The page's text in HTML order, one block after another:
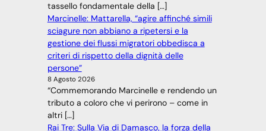
tassello fondamentale della […]
Marcinelle: Mattarella, “agire affinché simili
sciagure non abbiano a ripetersi e la
gestione dei flussi migratori obbedisca a
criteri di rispetto della dignità delle
persone”
8 Agosto 2026
“Commemorando Marcinelle e rendendo un
tributo a coloro che vi perirono – come in
altri […]
Rai Tre: Sulla Via di Damasco, la forza della